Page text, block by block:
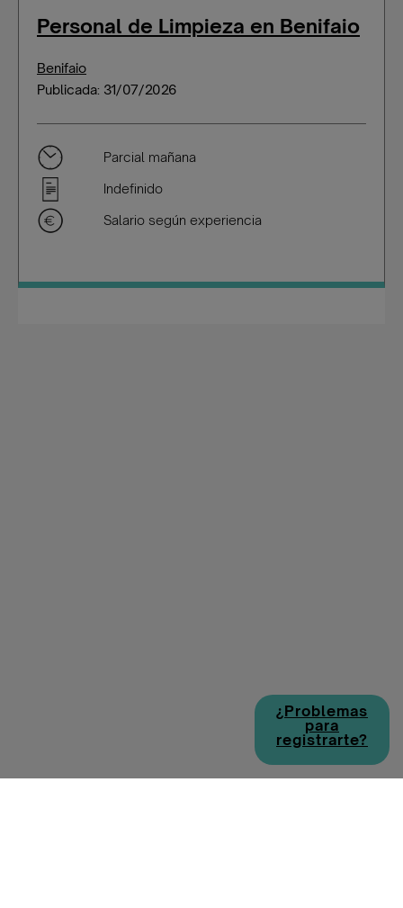
Personal de Limpieza en Benifaio
Benifaio
Publicada: 31/07/2026
Parcial mañana
Indefinido
Salario según experiencia
¿Problemas
para
registrarte?